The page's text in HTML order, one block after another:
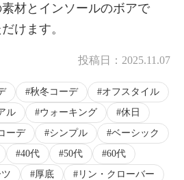
材とインソールのボアで
けます。
投稿日： 2025.11.07
秋冬コーデ
オフスタイル
ル ウォーキング
休日
ーデ シンプル
ベーシック
40代 50代
60代
厚底
リン・クローバー